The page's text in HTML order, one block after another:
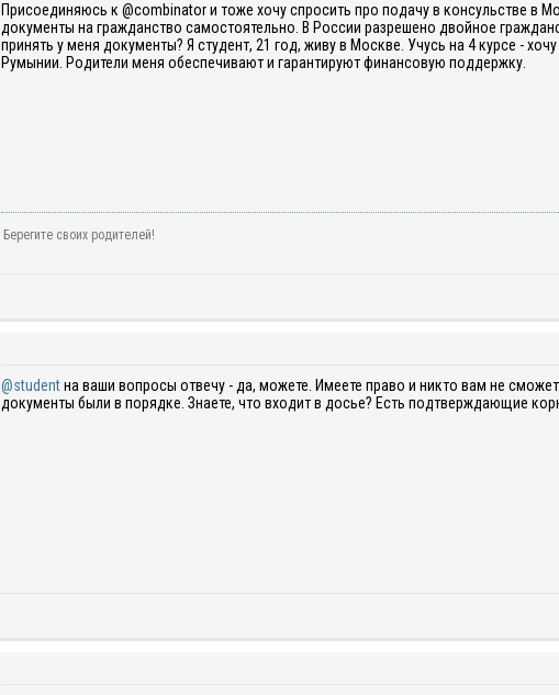
Присоединяюсь к @combinatorи тоже хочу спросить про подачу в консульстве в
документы на гражданство самостоятельно. В России разрешено двойное
принять у меня документы? Я студент, 21 год, живу в Москве. Учусь на 4 курсе -
Румынии. Родители меня обеспечивают и гарантируют финансовую поддержку.
Берегите своих родителей!
@studentна ваши вопросы отвечу - да, можете. Имеете право и никто вам не
документы были в порядке. Знаете, что входит в досье? Есть подтверждающие